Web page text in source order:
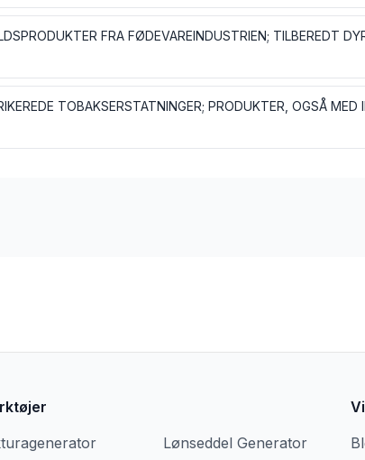
FRA FØDEVAREINDUSTRIEN; TILBEREDT
Lønseddel Generator